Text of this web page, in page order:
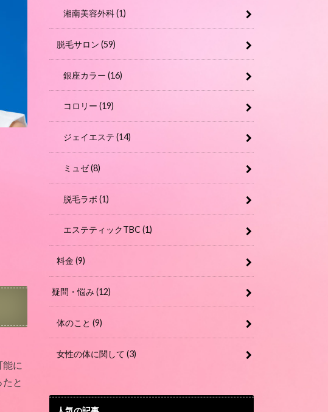
に
と
湘南美容外科(1)
脱毛サロン (59)
銀座カラー(16)
コロリー(19)
ジェイエステ(14)
ミュゼ(8)
脱毛ラボ(1)
エステティックTBC(1)
料金 (9)
疑問・悩み(12)
体のこと (9)
女性の体に関して (3)